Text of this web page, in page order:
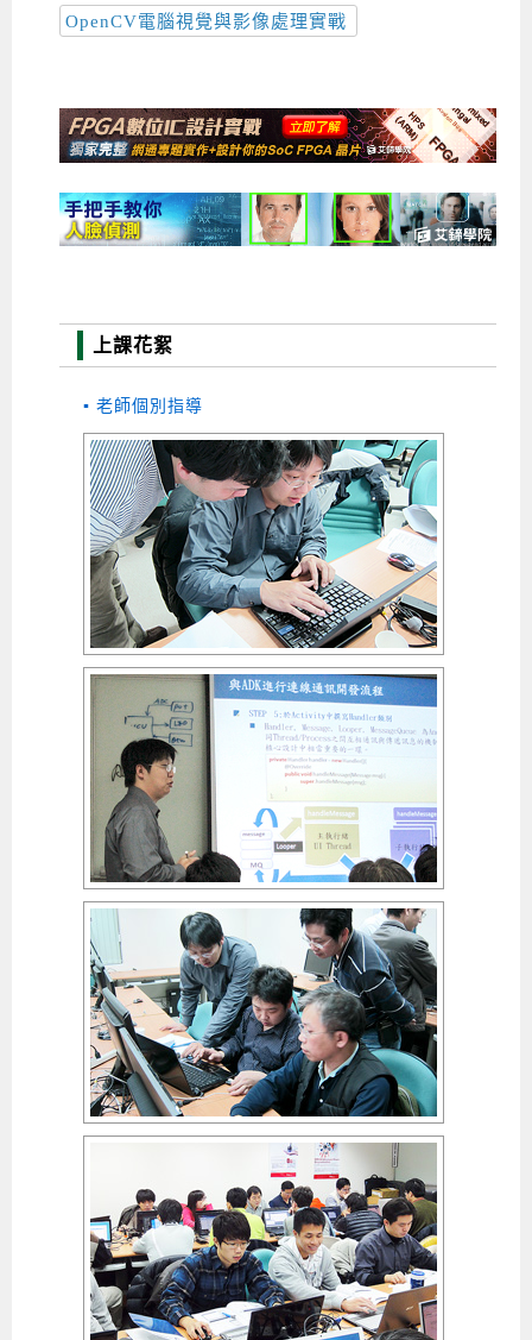
OpenCV電腦視覺與影像處理實戰
上課花絮
▪ 老師個別指導